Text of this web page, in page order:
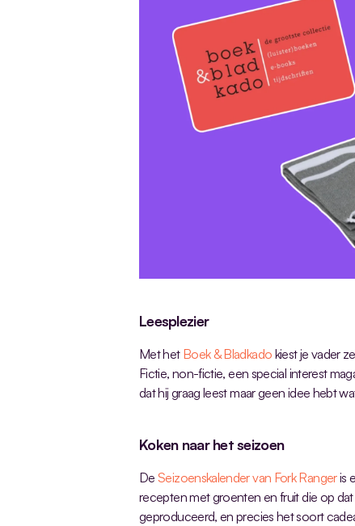
Leesplezier
Met het Boek & Bladkado kiest je vader
Fictie, non-fictie, een special interest
dat hij graag leest maar geen idee hebt
Koken naar het seizoen
De Seizoenskalender van Fork Ranger is
recepten met groenten en fruit die op
geproduceerd, en precies het soort